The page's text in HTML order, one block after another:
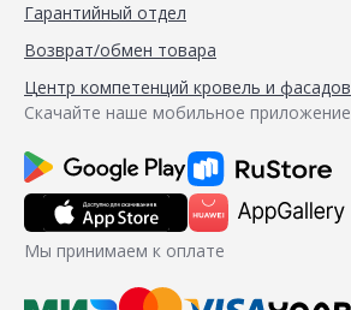
Гарантийный отдел
Возврат/обмен товара
Центр компетенций кровель и фасадов
Скачайте наше мобильное приложение
Мы принимаем к оплате